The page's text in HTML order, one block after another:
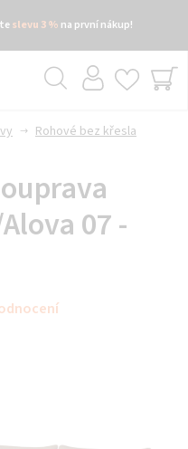
slevu 3 % na první nákup!
Rohové bez křesla
07 -